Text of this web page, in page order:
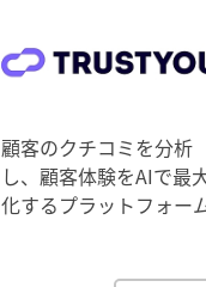
顧客のクチコミを分析
し、顧客体験をAIで最
化するプラットフォー